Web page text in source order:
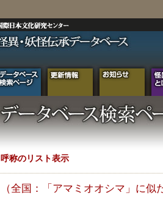
呼称のリスト表示
（全国：「アマミオオシマ」に似